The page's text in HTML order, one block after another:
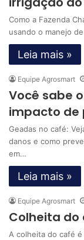
Como a Fazenda
usando o manejo
Leia mais »
Equipe Agrosmart
Você sabe
impacto de
Geadas no café:
danos e como
em…
Leia mais »
Equipe Agrosmart
Colheita
A colheita do café é